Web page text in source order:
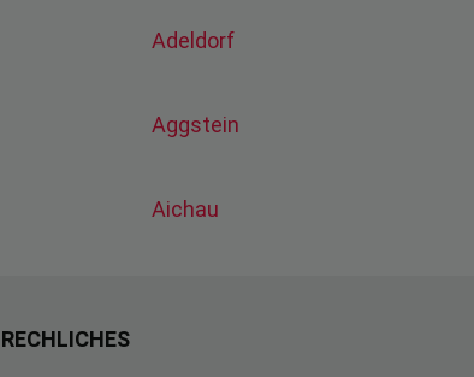
Adeldorf
Aggstein
Aichau
RECHLICHES